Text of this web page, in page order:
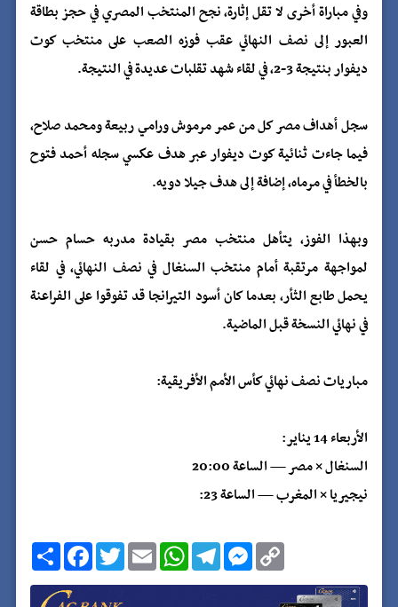
وفي مباراة أخرى لا تقل إثارة، نجح المنتخب المصري في حجز بطاقة
العبور إلى نصف النهائي عقب فوزه الصعب على منتخب كوت
ديفوار بنتيجة 3-2، في لقاء شهد تقلبات عديدة في النتيجة.
سجل أهداف مصر كل من عمر مرموش ورامي ربيعة ومحمد صلاح،
فيما جاءت ثنائية كوت ديفوار عبر هدف عكسي سجله أحمد فتوح
بالخطأ في مرماه، إضافة إلى هدف جيلا دويه.
وبهذا الفوز، يتأهل منتخب مصر بقيادة مدربه حسام حسن
لمواجهة مرتقبة أمام منتخب السنغال في نصف النهائي، في لقاء
يحمل طابع الثأر، بعدما كان أسود التيرانجا قد تفوقوا على الفراعنة
في نهائي النسخة قبل الماضية.
مباريات نصف نهائي كأس الأمم الأفريقية:
الأربعاء 14 يناير:
السنغال × مصر — الساعة 20:00
نيجيريا × المغرب — الساعة 23:
ا
ن
ش
ر
F
a
c
e
T
w
i
t
E
m
a
i
W
h
a
t
T
e
l
e
M
e
s
s
C
o
p
y